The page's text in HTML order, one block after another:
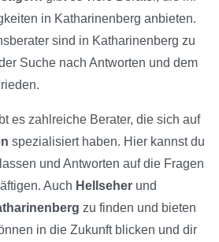
in Katharinenberg anbieten.
sind in Katharinenberg zu
Suche nach Antworten und dem
es zahlreiche Berater, die sich auf
spezialisiert haben. Hier kannst du
und Antworten auf die Fragen
Auch Hellseher und
zu finden und bieten
in die Zukunft blicken und dir